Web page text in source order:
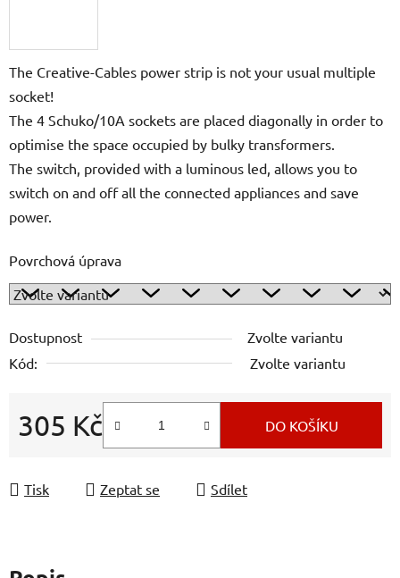
The Creative-Cables power strip is not your usual multiple
socket!
The 4 Schuko/10A sockets are placed diagonally in order to
optimise the space occupied by bulky transformers.
The switch, provided with a luminous led, allows you to
switch on and off all the connected appliances and save
power.
Povrchová úprava
Dostupnost
Zvolte variantu
Kód:
Zvolte variantu
305 Kč DO KOŠÍKU
Tisk Zeptat se Sdílet